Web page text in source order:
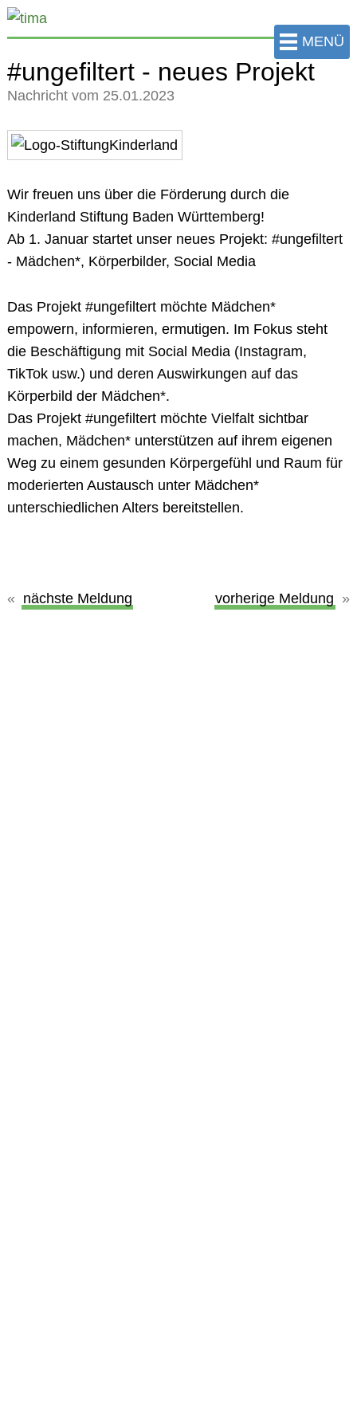
zum
Hauptinhalt
Seite
springen
MENÜ
#ungefiltert - neues Projekt
Nachricht vom 25.01.2023
Wir freuen uns über die Förderung durch die
Kinderland Stiftung Baden Württemberg!
Ab 1. Januar startet unser neues Projekt: #ungefiltert
- Mädchen*, Körperbilder, Social Media
Das Projekt #ungefiltert möchte Mädchen*
empowern, informieren, ermutigen. Im Fokus steht
die Beschäftigung mit Social Media (Instagram,
TikTok usw.) und deren Auswirkungen auf das
Körperbild der Mädchen*.
Das Projekt #ungefiltert möchte Vielfalt sichtbar
machen, Mädchen* unterstützen auf ihrem eigenen
Weg zu einem gesunden Körpergefühl und Raum für
moderierten Austausch unter Mädchen*
unterschiedlichen Alters bereitstellen.
vorherige Meldung
nächste Meldung